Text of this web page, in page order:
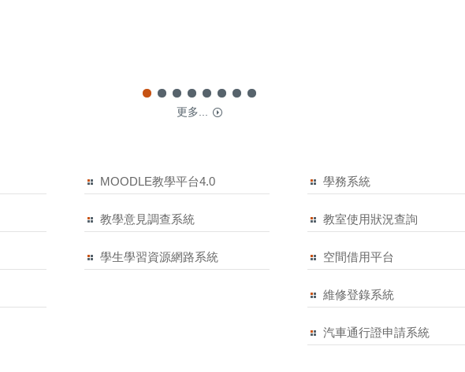
更多...
MOODLE教學平台4.0
教學意見調查系統
學生學習資源網路系統
學務系統
教室使用狀況查詢
空間借用平台
維修登錄系統
汽車通行證申請系統